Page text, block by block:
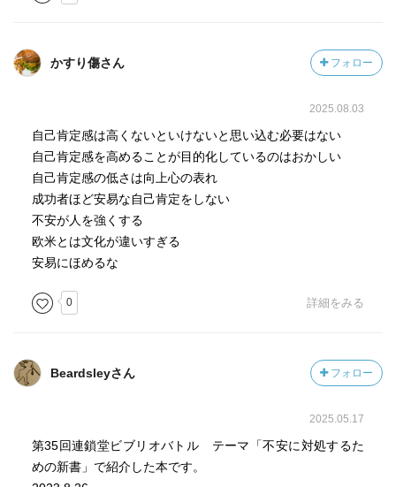
かすり傷さん フォロー
2025.08.03
自己肯定感は高くないといけないと思い込む必要はない
自己肯定感を高めることが目的化しているのはおかしい
自己肯定感の低さは向上心の表れ
成功者ほど安易な自己肯定をしない
不安が人を強くする
欧米とは文化が違いすぎる
安易にほめるな
0 詳細をみる
Beardsleyさん フォロー
2025.05.17
第35回連鎖堂ビブリオバトル テーマ「不安に対処するた
めの新書」で紹介した本です。